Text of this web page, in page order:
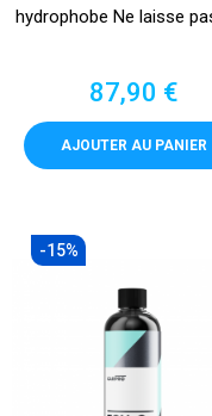
hydrophobe Ne laisse
Prix
87,90 €
AJOUTER AU PANIER
-15%